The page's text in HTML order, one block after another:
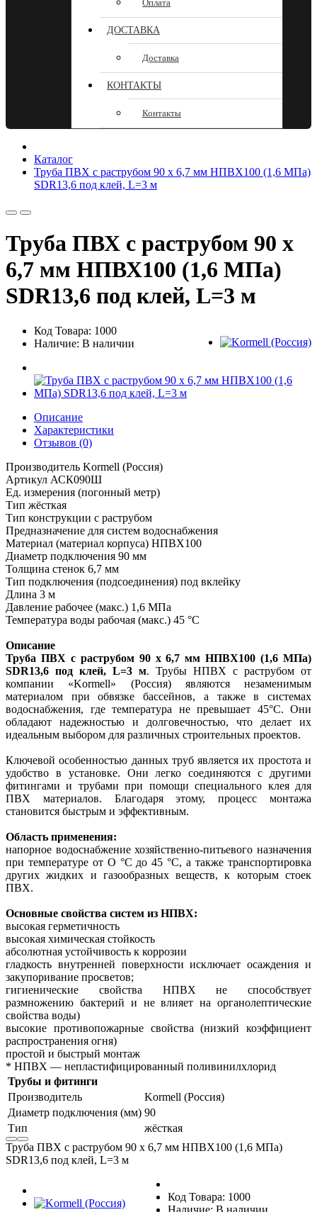
Оплата
ДОСТАВКА
Доставка
КОНТАКТЫ
Контакты
Каталог
Труба ПВХ с раструбом 90 х 6,7 мм НПВХ100 (1,6 МПа)
SDR13,6 под клей, L=3 м
Труба ПВХ с раструбом 90 х
6,7 мм НПВХ100 (1,6 МПа)
SDR13,6 под клей, L=3 м
Код Товара: 1000
Наличие: В наличии
Описание
Характеристики
Отзывов (0)
Производитель Kormell (Россия)
Артикул АСК090Ш
Ед. измерения (погонный метр)
Тип жёсткая
Тип конструкции с раструбом
Предназначение для систем водоснабжения
Материал (материал корпуса) НПВХ100
Диаметр подключения 90 мм
Толщина стенок 6,7 мм
Тип подключения (подсоединения) под вклейку
Длина 3 м
Давление рабочее (макс.) 1,6 МПа
Температура воды рабочая (макс.) 45 °C
Описание
Труба ПВХ с раструбом 90 х 6,7 мм НПВХ100 (1,6 МПа)
SDR13,6 под клей, L=3 м. Трубы НПВХ с раструбом от
компании «Kormell» (Россия) являются незаменимым
материалом при обвязке бассейнов, а также в системах
водоснабжения, где температура не превышает 45°С. Они
обладают надежностью и долговечностью, что делает их
идеальным выбором для различных строительных проектов.
Ключевой особенностью данных труб является их простота и
удобство в установке. Они легко соединяются с другими
фитингами и трубами при помощи специального клея для
ПВХ материалов. Благодаря этому, процесс монтажа
становится быстрым и эффективным.
Область применения:
напорное водоснабжение хозяйственно-питьевого назначения
при температуре от О °С до 45 °С, а также транспортировка
других жидких и газообразных веществ, к которым стоек
ПВХ.
Основные свойства систем из НПВХ:
высокая герметичность
высокая химическая стойкость
абсолютная устойчивость к коррозии
гладкость внутренней поверхности исключает осаждения и
закупоривание просветов;
гигиенические свойства НПВХ не способствует
размножению бактерий и не влияет на органолептические
свойства воды)
высокие противопожарные свойства (низкий коэффициент
распространения огня)
простой и быстрый монтаж
* НПВХ — непластифицированный поливинилхлорид
Трубы и фитинги
Производитель
Kormell (Россия)
Диаметр подключения (мм) 90
Тип
жёсткая
Труба ПВХ с раструбом 90 х 6,7 мм НПВХ100 (1,6 МПа)
SDR13,6 под клей, L=3 м
Код Товара: 1000
Наличие: В наличии